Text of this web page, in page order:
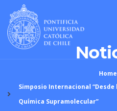
Home
Simposio Internacional
Química Supramolecular”